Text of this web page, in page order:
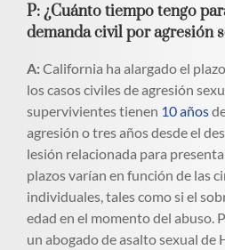
P: ¿Cuánto tiempo tengo
demanda civil por agresión
A:California ha alargado el
los casos civiles de agresión
supervivientes tienen 10 años
agresión o tres años desde el
lesión relacionada para
plazos varían en función de las
individuales, tales como si el
edad en el momento del abuso.
un abogado de asalto sexual